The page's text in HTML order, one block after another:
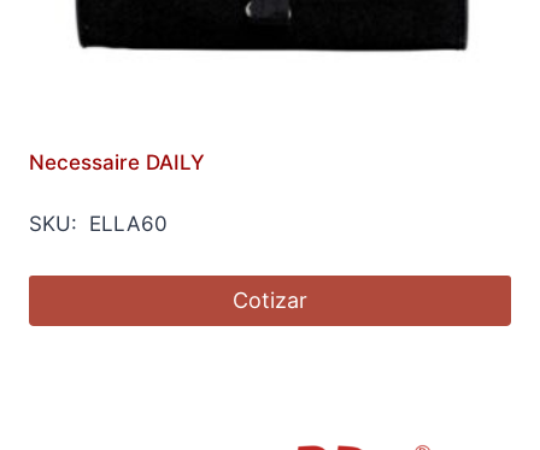
Necessaire DAILY
SKU: ELLA60
Cotizar